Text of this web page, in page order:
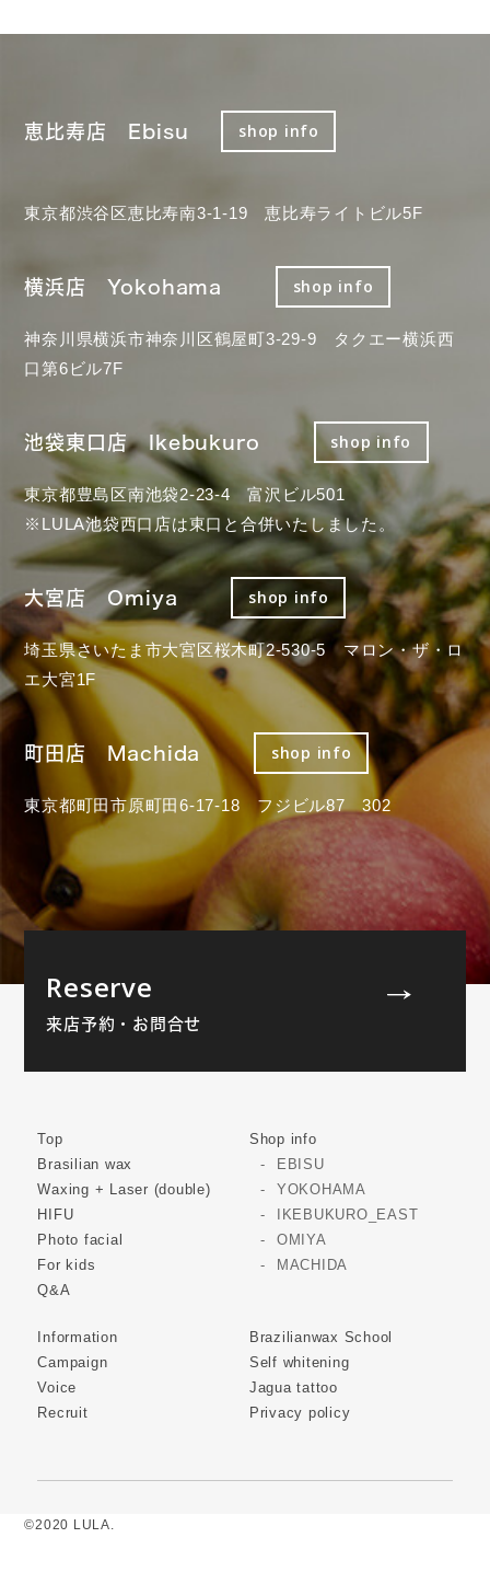
恵比寿店 Ebisu shop info
東京都渋谷区恵比寿南3-1-19 恵比寿ライトビル5F
横浜店 Yokohama shop info
神奈川県横浜市神奈川区鶴屋町3-29-9 タクエー横浜西
口第6ビル7F
池袋東口店 Ikebukuro shop info
東京都豊島区南池袋2-23-4 富沢ビル501
※LULA池袋西口店は東口と合併いたしました。
大宮店 Omiya shop info
埼玉県さいたま市大宮区桜木町2-530-5 マロン・ザ・ロ
エ大宮1F
町田店 Machida shop info
東京都町田市原町田6-17-18 フジビル87 302
Reserve
来店予約・お問合せ
Top
Brasilian wax
Waxing + Laser (double)
HIFU
Photo facial
For kids
Q&A
Shop info
EBISU
YOKOHAMA
IKEBUKURO_EAST
OMIYA
MACHIDA
Information
Campaign
Voice
Recruit
Brazilianwax School
Self whitening
Jagua tattoo
Privacy policy
©2020 LULA.